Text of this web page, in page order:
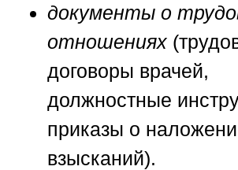
документы о
отношениях
договоры врачей,
должностные
приказы о
взысканий).